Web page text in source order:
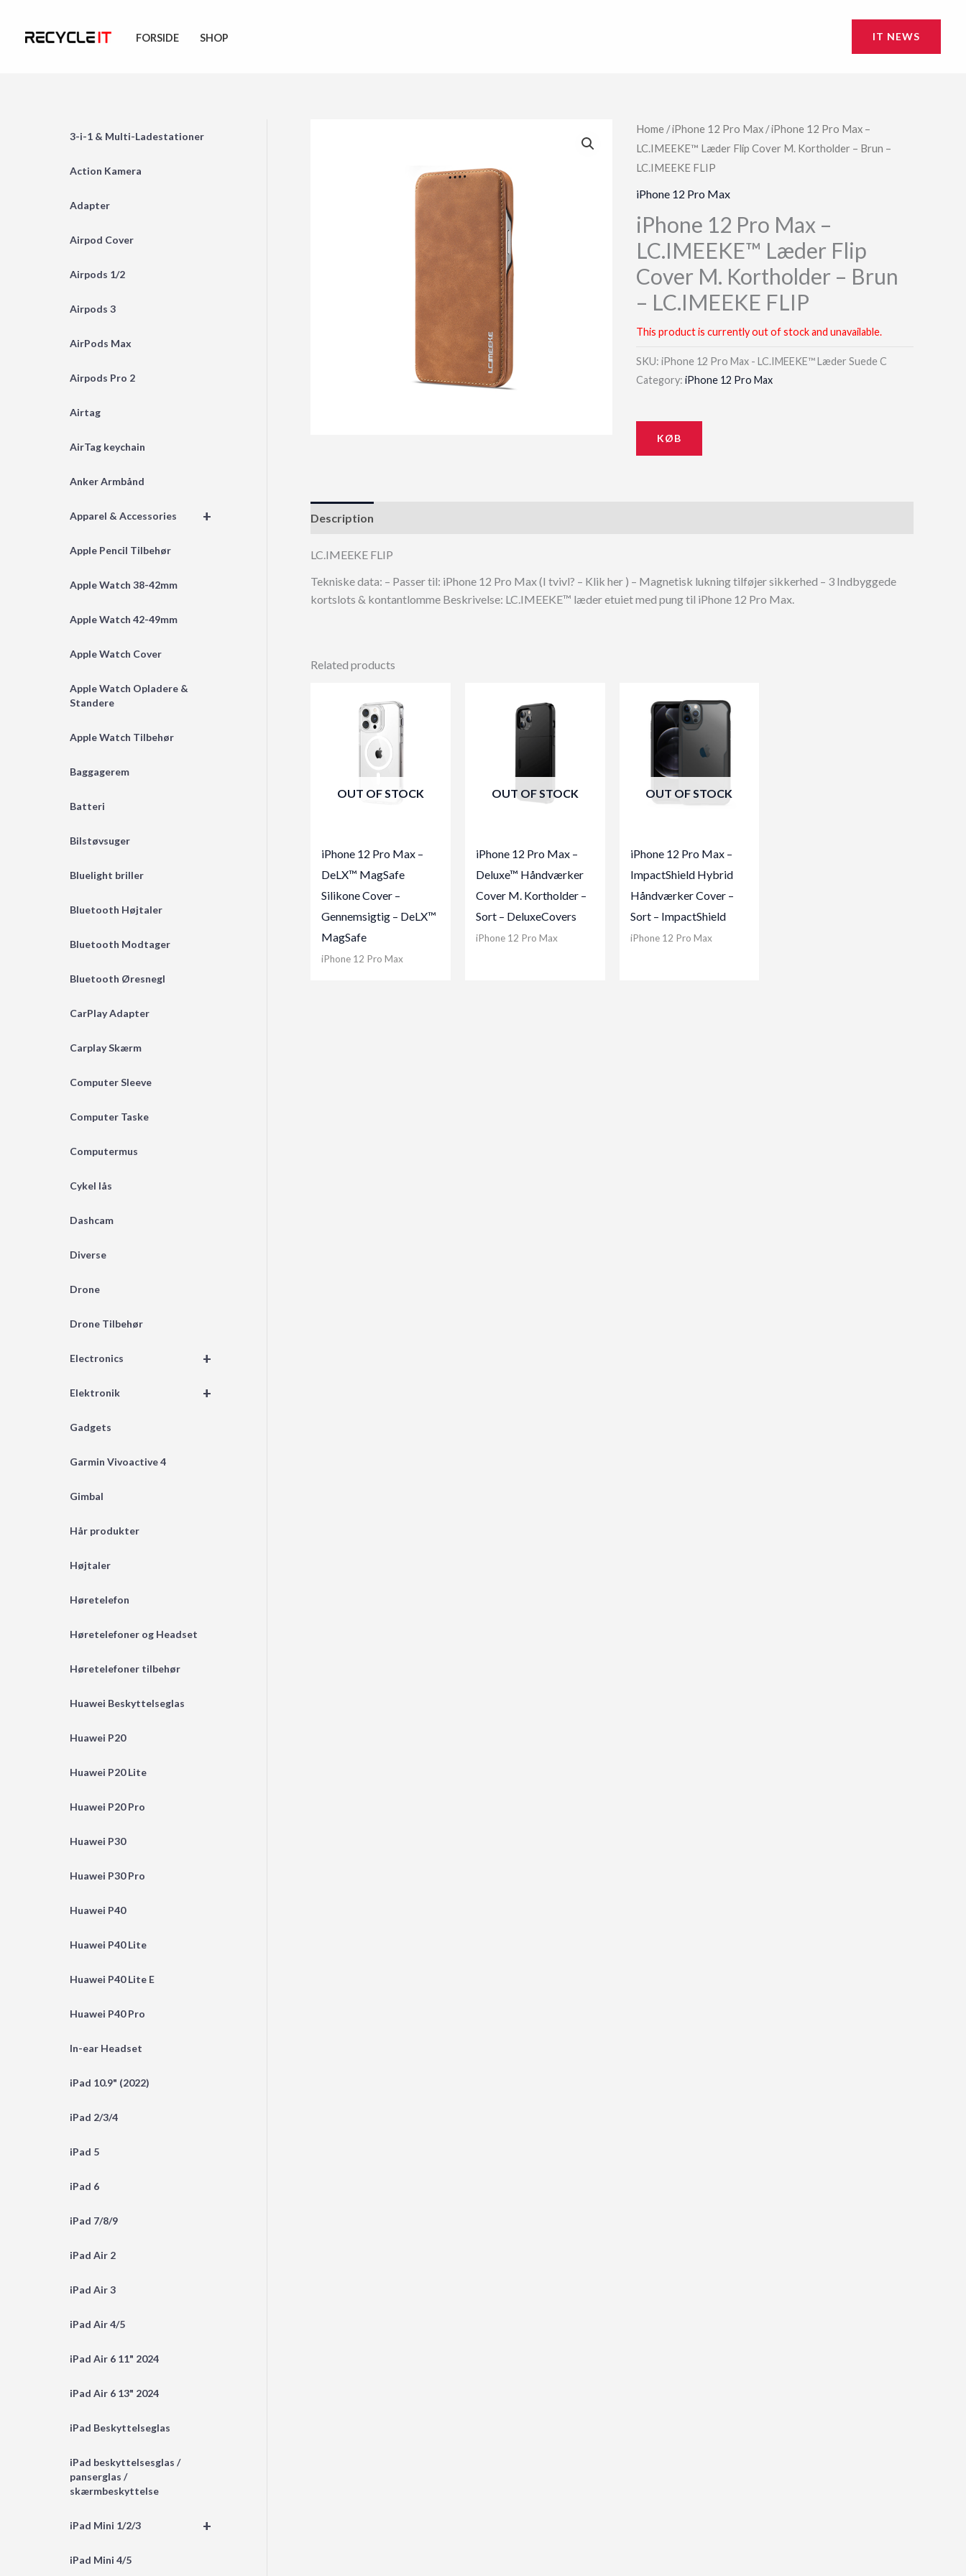
FORSIDE SHOP IT NEWS
3-i-1 & Multi-Ladestationer
Action Kamera
Adapter
Airpod Cover
Airpods 1/2
Airpods 3
AirPods Max
Airpods Pro 2
Airtag
AirTag keychain
Anker Armbånd
+
Apparel & Accessories
Apple Pencil Tilbehør
Apple Watch 38-42mm
Apple Watch 42-49mm
Apple Watch Cover
Apple Watch Opladere &
Standere
Apple Watch Tilbehør
Baggagerem
Batteri
Bilstøvsuger
Bluelight briller
Bluetooth Højtaler
Bluetooth Modtager
Bluetooth Øresnegl
CarPlay Adapter
Carplay Skærm
Computer Sleeve
Computer Taske
Computermus
Cykel lås
Dashcam
Diverse
Drone
Drone Tilbehør
+
Electronics
+
Elektronik
Gadgets
Garmin Vivoactive 4
Gimbal
Hår produkter
Højtaler
Høretelefon
Høretelefoner og Headset
Høretelefoner tilbehør
Huawei Beskyttelseglas
Huawei P20
Huawei P20 Lite
Huawei P20 Pro
Huawei P30
Huawei P30 Pro
Huawei P40
Huawei P40 Lite
Huawei P40 Lite E
Huawei P40 Pro
In-ear Headset
iPad 10.9" (2022)
iPad 2/3/4
iPad 5
iPad 6
iPad 7/8/9
iPad Air 2
iPad Air 3
iPad Air 4/5
iPad Air 6 11" 2024
iPad Air 6 13" 2024
iPad Beskyttelseglas
iPad beskyttelsesglas /
panserglas /
skærmbeskyttelse
+
iPad Mini 1/2/3
iPad Mini 4/5
Home /iPhone 12 Pro Max / iPhone 12 Pro Max –
LC.IMEEKE™ Læder Flip Cover M. Kortholder – Brun –
LC.IMEEKE FLIP
iPhone 12 Pro Max
iPhone 12 Pro Max –
LC.IMEEKE™ Læder Flip
Cover M. Kortholder – Brun
– LC.IMEEKE FLIP
This product is currently out of stock and unavailable.
SKU:iPhone 12 Pro Max - LC.IMEEKE™ Læder Suede C
Category:iPhone 12 Pro Max
KØB
Description
LC.IMEEKE FLIP
Tekniske data: – Passer til: iPhone 12 Pro Max (I tvivl? – Klik her ) – Magnetisk lukning tilføjer sikkerhed – 3 Indbyggede
kortslots & kontantlomme Beskrivelse: LC.IMEEKE™ læder etuiet med pung til iPhone 12 Pro Max.
Related products
OUT OF STOCK
iPhone 12 Pro Max –
DeLX™ MagSafe
Silikone Cover –
Gennemsigtig – DeLX™
MagSafe
iPhone 12 Pro Max
OUT OF STOCK
iPhone 12 Pro Max –
Deluxe™ Håndværker
Cover M. Kortholder –
Sort – DeluxeCovers
iPhone 12 Pro Max
OUT OF STOCK
iPhone 12 Pro Max –
ImpactShield Hybrid
Håndværker Cover –
Sort – ImpactShield
iPhone 12 Pro Max